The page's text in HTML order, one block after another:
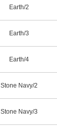
Earth/2
Earth/3
Earth/4
Stone Navy/2
Stone Navy/3